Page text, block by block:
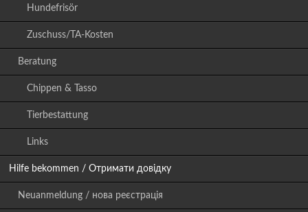
Hundefrisör
Zuschuss/TA-Kosten
Beratung
Chippen & Tasso
Tierbestattung
Links
Hilfe bekommen / Отримати довідку
Neuanmeldung / нова реєстрація